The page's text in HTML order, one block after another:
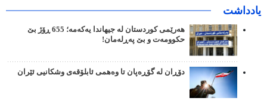
یادداشت
هەرێمی کوردستان لە جیهاندا یەکەمە؛ 655 ڕۆژ بێ
حکوومەت و بێ پەڕلەمان!
دۆڕان لە گۆڕەپان تا وەهمی ئابلۆقەی وشکانیی ئێران